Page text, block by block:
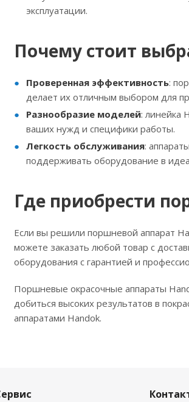
эксплуатации.
Почему стоит
Проверенная эффективность:
делает их отличным выбором для
Разнообразие моделей: линейка
ваших нужд и специфики работы.
Легкость обслуживания:
поддерживать оборудование в
Где приобрести
Если вы решили поршневой аппарат
можете заказать любой товар с
оборудования с гарантией и
Поршневые окрасочные аппараты
добиться высоких результатов в
аппаратами Handok.